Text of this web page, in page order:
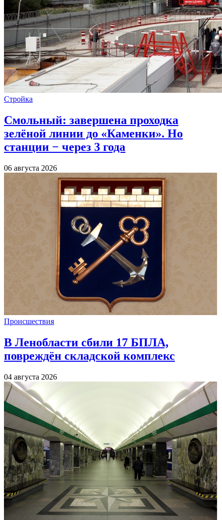
Стройка
Смольный: завершена проходка
зелёной линии до «Каменки». Но
станции − через 3 года
06 августа 2026
Происшествия
В Ленобласти сбили 17 БПЛА,
повреждён складской комплекс
04 августа 2026